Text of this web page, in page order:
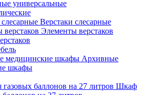
универсальные
Верстаки слесарные
Элементы верстаков
Архивные
шкафы
Шкаф